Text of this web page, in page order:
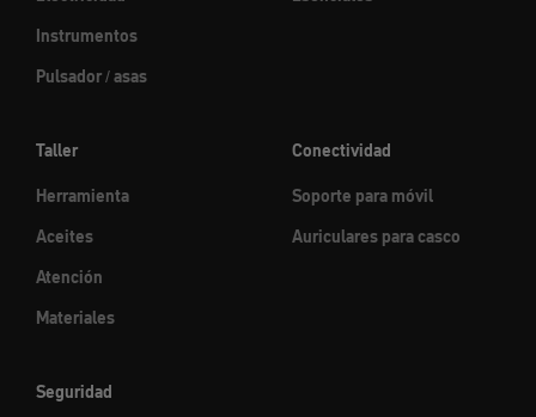
Instrumentos
Pulsador / asas
Taller
Herramienta
Aceites
Atención
Materiales
Conectividad
Soporte para móvil
Auriculares para casco
Seguridad